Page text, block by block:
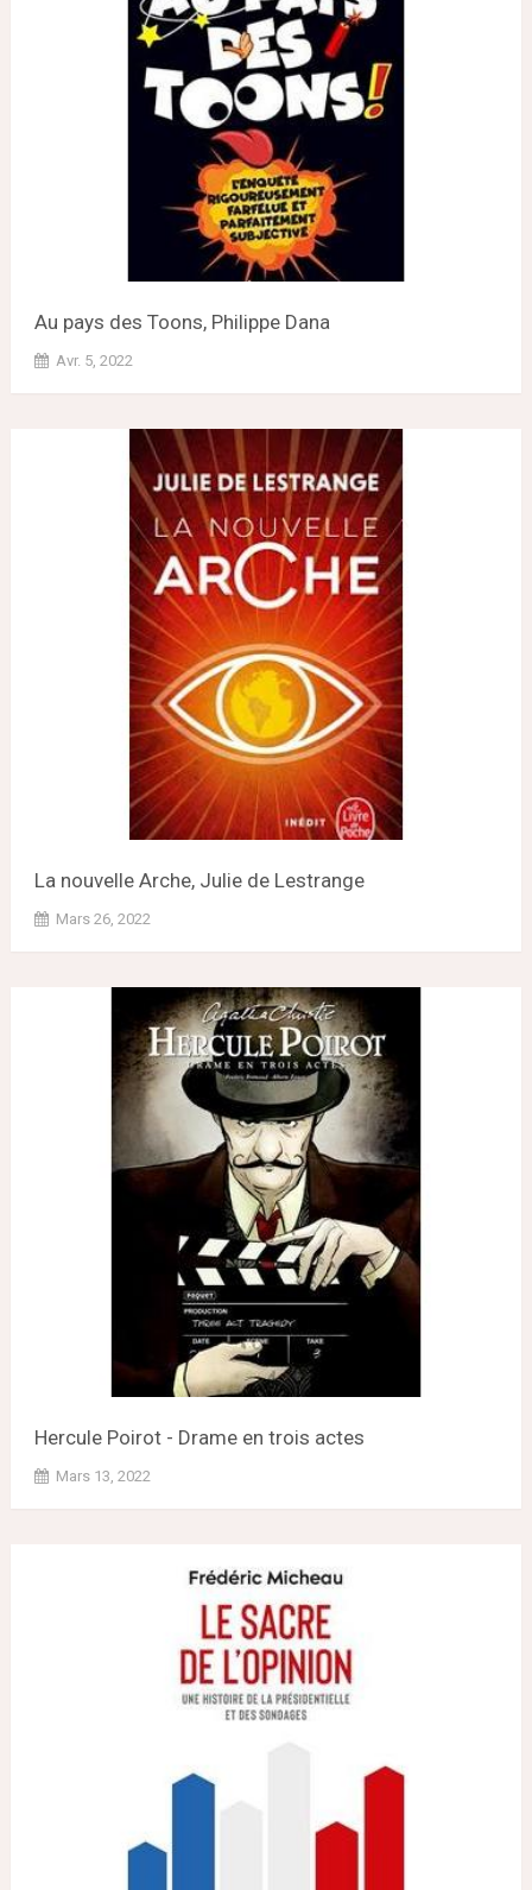
Au pays des Toons, Philippe Dana
Avr. 5, 2022
La nouvelle Arche, Julie de Lestrange
Mars 26, 2022
Hercule Poirot - Drame en trois actes
Mars 13, 2022